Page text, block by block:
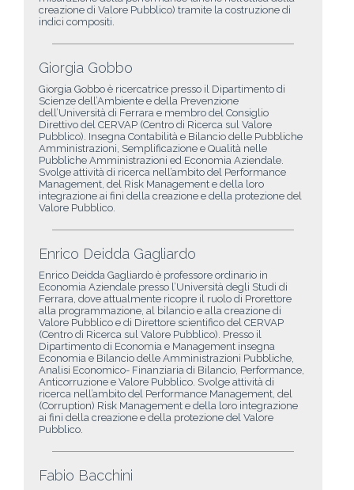
creazione di Valore Pubblico) tramite la costruzione di
indici compositi.
Giorgia Gobbo
Giorgia Gobbo è ricercatrice presso il Dipartimento di
Scienze dell’Ambiente e della Prevenzione
dell’Università di Ferrara e membro del Consiglio
Direttivo del CERVAP (Centro di Ricerca sul Valore
Pubblico). Insegna Contabilità e Bilancio delle Pubbliche
Amministrazioni, Semplificazione e Qualità nelle
Pubbliche Amministrazioni ed Economia Aziendale.
Svolge attività di ricerca nell’ambito del Performance
Management, del Risk Management e della loro
integrazione ai fini della creazione e della protezione del
Valore Pubblico.
Enrico Deidda Gagliardo
Enrico Deidda Gagliardo è professore ordinario in
Economia Aziendale presso l’Università degli Studi di
Ferrara, dove attualmente ricopre il ruolo di Prorettore
alla programmazione, al bilancio e alla creazione di
Valore Pubblico e di Direttore scientifico del CERVAP
(Centro di Ricerca sul Valore Pubblico). Presso il
Dipartimento di Economia e Management insegna
Economia e Bilancio delle Amministrazioni Pubbliche,
Analisi Economico- Finanziaria di Bilancio, Performance,
Anticorruzione e Valore Pubblico. Svolge attività di
ricerca nell’ambito del Performance Management, del
(Corruption) Risk Management e della loro integrazione
ai fini della creazione e della protezione del Valore
Pubblico.
Fabio Bacchini